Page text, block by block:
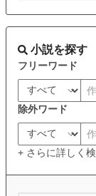
小説を探す
フリーワード
除外ワード
+ さらに詳しく